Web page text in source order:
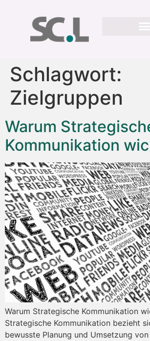
Schlagwort:
Zielgruppen
Warum
Kommunikation
Warum Strategische Kommunikation
Strategische Kommunikation bezieht
bewusste Planung und Umsetzung von